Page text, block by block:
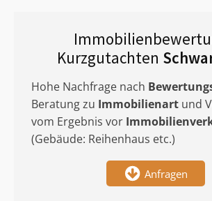
Kurzgutachten
Hohe Nachfrage nach
Beratung zu Immobilienart und
vom Ergebnis vor
(Gebäude: Reihenhaus etc.)
Anfragen